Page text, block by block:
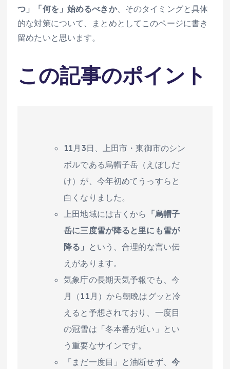
つ」「何を」始めるべきか、そのタイミングと具体
的な対策について、まとめとしてこのページに書き
留めたいと思います。
この記事のポイント
11月3日、上田市・東御市のシン
ボルである烏帽子岳（えぼしだ
け）が、今年初めてうっすらと
白くなりました。
上田地域には古くから 「烏帽子
岳に三度雪が降ると里にも雪が
降る」
という、合理的な言い伝
えがあります。
気象庁の長期天気予報でも、今
月（11月）から朝晩はグッと冷
えると予想されており、一度目
の冠雪は「冬本番が近い」とい
う重要なサインです。
「まだ一度目」と油断せず、 今